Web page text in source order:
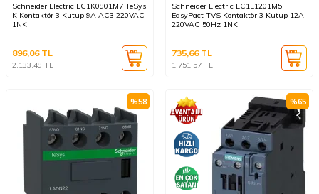
Schneider Electric LC1K0901M7 TeSys
K Kontaktör 3 Kutup 9A AC3 220VAC
1NK
2.133,49TL
896,06TL
Schneider Electric LC1E1201M5
EasyPact TVS Kontaktör 3 Kutup 12A
220VAC 50Hz 1NK
1.751,57TL
735,66TL
%58 %65